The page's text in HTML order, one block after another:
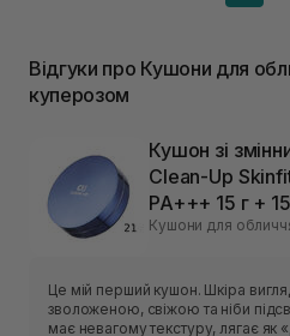
Відгуки про Кушони для
куперозом
Кушон зі
Clean-Up
PA+++ 15 г +
Кушони для
Це мій перший кушон. Шкіра
зволоженою, свіжою та ніби
має невагому текстуру, лягає як